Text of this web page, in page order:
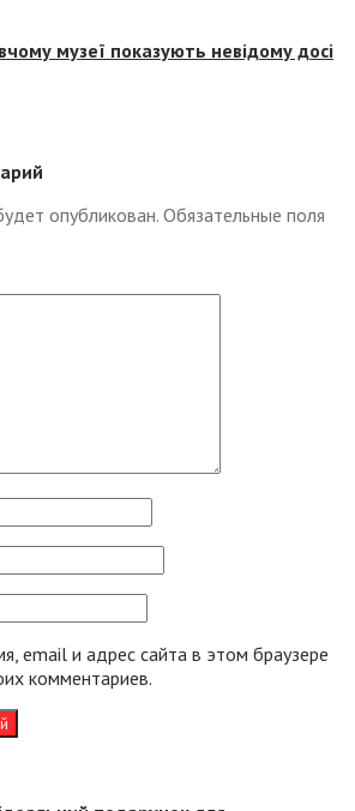
музеї показують невідому досі
опубликован. Обязательные поля
email и адрес сайта в этом браузере
комментариев.